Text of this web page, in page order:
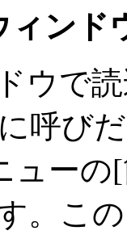
ィンド
ウで
呼び
ュー
。こ